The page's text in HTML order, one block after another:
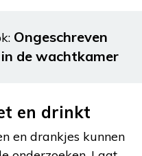
Ongeschreven
de wachtkamer
en drinkt
en drankjes kunnen